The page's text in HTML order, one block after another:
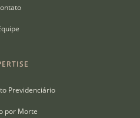
Previdenciário
por Morte